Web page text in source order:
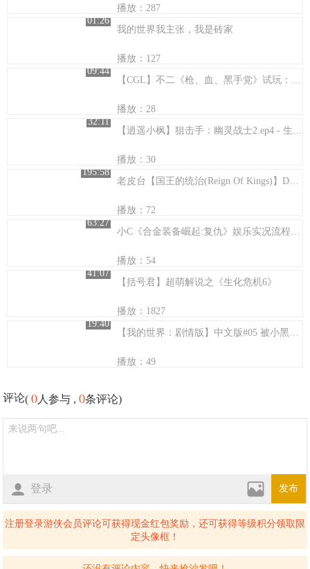
播放：287
01:26
我的世界我主张，我是砖家
播放：127
09:44
【CGL】不二《枪、血、黑手党》试玩：感受意式'合金弹头'
播放：28
32:11
【逍遥小枫】狙击手：幽灵战士2.ep4 - 生死大营救!
播放：30
195:58
老皮台【国王的统治(Reign Of Kings)】Day01 中世纪裸男
播放：72
63:27
小C《合金装备崛起:复仇》娱乐实况流程第一期
播放：54
41:07
【括号君】超萌解说之《生化危机6》
播放：1827
19:40
【我的世界：剧情版】中文版#05 被小黑发现
播放：49
评论(0 人参与 ,0条评论)
登录 发布
注册登录游侠会员评论可获得现金红包奖励，还可获得等级积分领取限
定头像框！